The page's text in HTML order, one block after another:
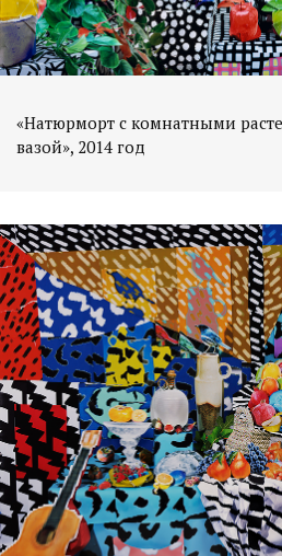
«Натюрморт с комнатными
вазой», 2014 год